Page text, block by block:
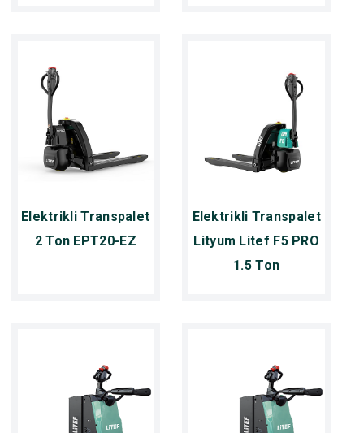
Elektrikli Transpalet
2 Ton EPT20-EZ
Elektrikli Transpalet
Lityum Litef F5 PRO
1.5 Ton